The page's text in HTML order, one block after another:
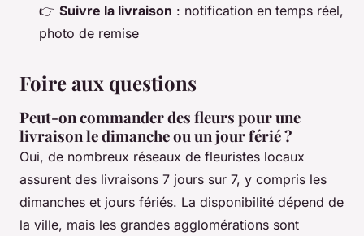
👉 Suivre la livraison : notification en temps réel,
photo de remise
Foire aux questions
Peut-on commander des fleurs pour une
livraison le dimanche ou un jour férié ?
Oui, de nombreux réseaux de fleuristes locaux
assurent des livraisons 7 jours sur 7, y compris les
dimanches et jours fériés. La disponibilité dépend de
la ville, mais les grandes agglomérations sont